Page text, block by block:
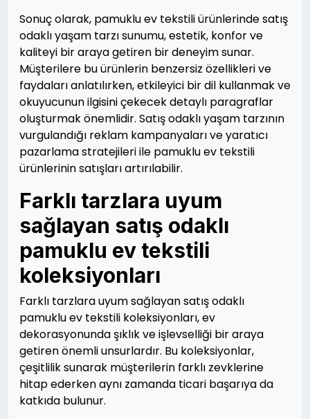
Sonuç olarak, pamuklu ev tekstili ürünlerinde satış
odaklı yaşam tarzı sunumu, estetik, konfor ve
kaliteyi bir araya getiren bir deneyim sunar.
Müşterilere bu ürünlerin benzersiz özellikleri ve
faydaları anlatılırken, etkileyici bir dil kullanmak ve
okuyucunun ilgisini çekecek detaylı paragraflar
oluşturmak önemlidir. Satış odaklı yaşam tarzının
vurgulandığı reklam kampanyaları ve yaratıcı
pazarlama stratejileri ile pamuklu ev tekstili
ürünlerinin satışları artırılabilir.
Farklı tarzlara uyum
sağlayan satış odaklı
pamuklu ev tekstili
koleksiyonları
Farklı tarzlara uyum sağlayan satış odaklı
pamuklu ev tekstili koleksiyonları, ev
dekorasyonunda şıklık ve işlevselliği bir araya
getiren önemli unsurlardır. Bu koleksiyonlar,
çeşitlilik sunarak müşterilerin farklı zevklerine
hitap ederken aynı zamanda ticari başarıya da
katkıda bulunur.